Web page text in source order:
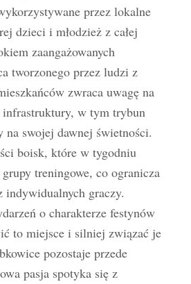
przez lokalne
dzieci i młodzież z całej
zaangażowanych
tworzonego przez ludzi z
zwraca uwagę na
infrastruktury, w tym trybun
swojej dawnej świetności.
boisk, które w tygodniu
treningowe, co ogranicza
indywidualnych graczy.
o charakterze festynów
to miejsce i silniej związać je
pozostaje przede
pasja spotyka się z